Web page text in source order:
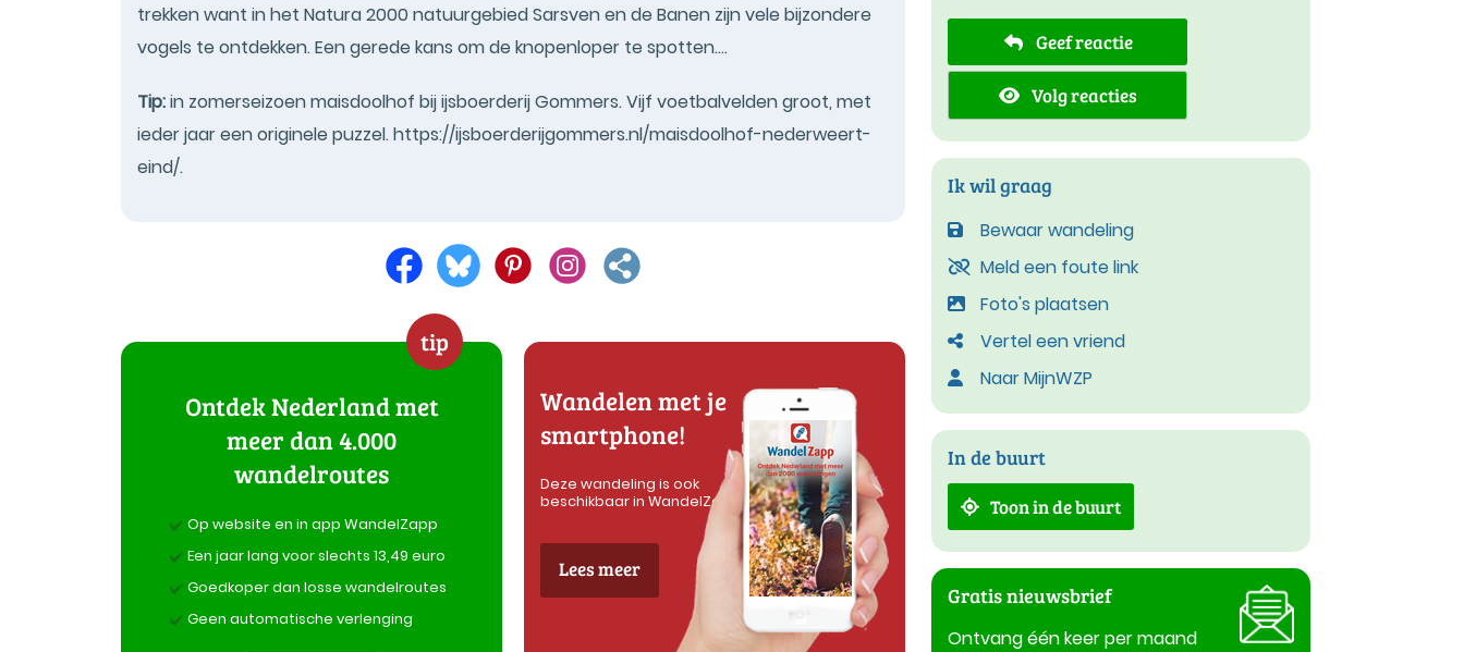
trekken want in het Natura 2000 natuurgebied Sarsven en de Banen zijn vele bijzondere
vogels te ontdekken. Een gerede kans om de knopenloper te spotten....
Tip:in zomerseizoen maisdoolhof bij ijsboerderij Gommers. Vijf voetbalvelden groot, met
ieder jaar een originele puzzel. https://ijsboerderijgommers.nl/maisdoolhof-nederweert-
eind/.
tip
Ontdek Nederland met
meer dan 4.000
wandelroutes
Op website en in app WandelZapp
Een jaar lang voor slechts 13,49 euro
Goedkoper dan losse wandelroutes
Geen automatische verlenging
Wandelen met je
smartphone!
Deze wandeling is ook
beschikbaar in WandelZapp
Lees meer
Geef reactie
Volg reacties
Ik wil graag
Bewaar wandeling
Meld een foute link
Foto's plaatsen
Vertel een vriend
Naar MijnWZP
In de buurt
Toon in de buurt
Gratis nieuwsbrief
Ontvang één keer per maand